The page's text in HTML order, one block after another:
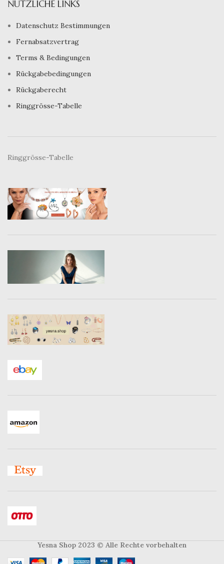
NÜTZLICHE LINKS
Datenschutz Bestimmungen
Fernabsatzvertrag
Terms & Bedingungen
Rückgabebedingungen
Rückgaberecht
Ringgrösse-Tabelle
Ringgrösse-Tabelle
Yesna Shop 2023 © Alle Rechte vorbehalten